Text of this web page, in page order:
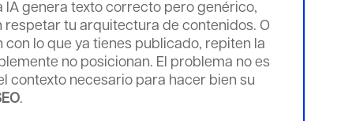
IA genera texto correcto pero genérico,
respetar tu arquitectura de contenidos. O
lo que ya tienes publicado, repiten la
no posicionan. El problema no es
contexto necesario para hacer bien su
.